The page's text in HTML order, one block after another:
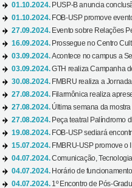
01.10.2024. PUSP-B anuncia
01.10.2024. FOB-USP promove
27.09.2024. Evento sobre Relações
16.09.2024. Prossegue no Centro
03.09.2024.Acontece no campus a
03.09.2024.GTH realiza Campanha
30.08.2024. FMBRU realiza a
27.08.2024. Filarmônica realiza
27.08.2024. Última semana da
27.08.2024. Peça teatral Palíndromo
19.08.2024. FOB-USP sediará
15.07.2024. FMBRU-USP promove o
04.07.2024.Comunicação,
04.07.2024. Horário de
04.07.2024. 1º Encontro de Pós-